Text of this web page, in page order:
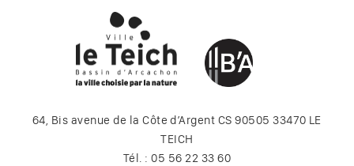
64, Bis avenue de la Côte d’Argent CS 90505 33470 LE
TEICH
Tél. : 05 56 22 33 60